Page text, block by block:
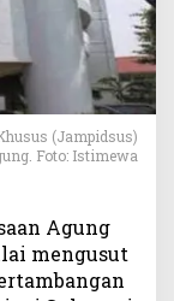
(Jampidsus)
Foto: Istimewa
Agung
mengusut